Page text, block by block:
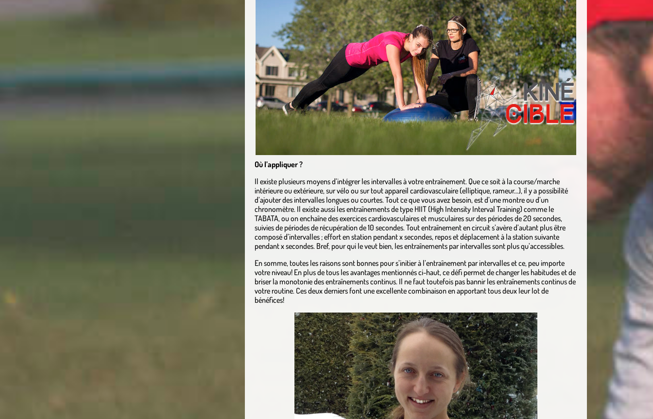
Où l’appliquer ?
Il existe plusieurs moyens d’intégrer les intervalles à votre entraînement. Que ce soit à la course/marche
intérieure ou extérieure, sur vélo ou sur tout appareil cardiovasculaire (elliptique, rameur…), il y a possibilité
d’ajouter des intervalles longues ou courtes. Tout ce que vous avez besoin, est d’une montre ou d’un
chronomètre. Il existe aussi les entraînements de type HIIT (High Intensity Interval Training) comme le
TABATA, ou on enchaîne des exercices cardiovasculaires et musculaires sur des périodes de 20 secondes,
suivies de périodes de récupération de 10 secondes. Tout entraînement en circuit s’avère d’autant plus être
composé d’intervalles ; effort en station pendant x secondes, repos et déplacement à la station suivante
pendant x secondes. Bref, pour qui le veut bien, les entraînements par intervalles sont plus qu’accessibles.
En somme, toutes les raisons sont bonnes pour s’initier à l’entraînement par intervalles et ce, peu importe
votre niveau! En plus de tous les avantages mentionnés ci-haut, ce défi permet de changer les habitudes et de
briser la monotonie des entraînements continus. Il ne faut toutefois pas bannir les entraînements continus de
votre routine. Ces deux derniers font une excellente combinaison en apportant tous deux leur lot de
bénéfices!